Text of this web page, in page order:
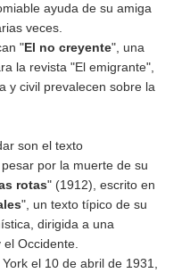
ayuda de su amiga
veces.
"El no creyente", una
la revista "El emigrante",
y civil prevalecen sobre la
son el texto
por la muerte de su
rotas" (1912), escrito en
", un texto típico de su
dirigida a una
Occidente.
el 10 de abril de 1931,